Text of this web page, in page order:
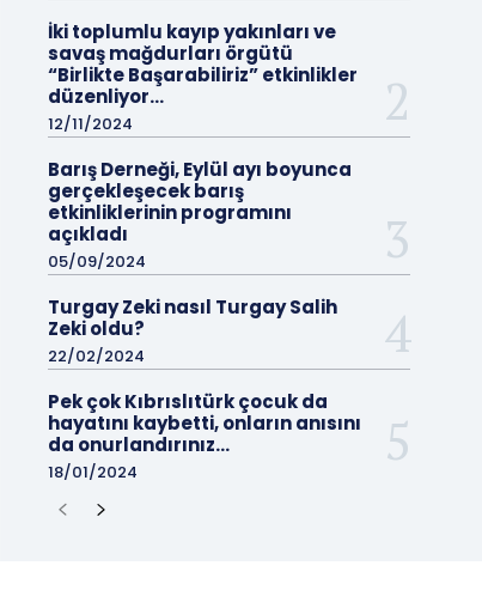
İki toplumlu kayıp yakınları ve
savaş mağdurları örgütü
“Birlikte Başarabiliriz” etkinlikler
düzenliyor…
12/11/2024
Barış Derneği, Eylül ayı boyunca
gerçekleşecek barış
etkinliklerinin programını
açıkladı
05/09/2024
Turgay Zeki nasıl Turgay Salih
Zeki oldu?
22/02/2024
Pek çok Kıbrıslıtürk çocuk da
hayatını kaybetti, onların anısını
da onurlandırınız…
18/01/2024